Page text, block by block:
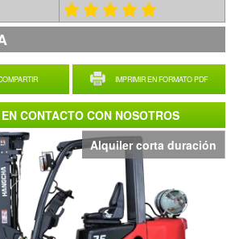
Alquiler corta duración
IMPRIMIR EN FORMATO PDF
CONTACTO CON NOSOTROS